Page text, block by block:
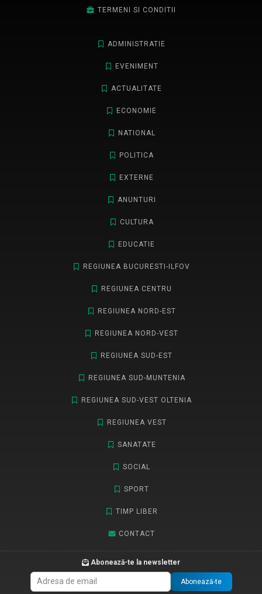
TERMENI SI CONDITII
ADMINISTRATIE
EVENIMENT
ACTUALITATE
ECONOMIE
NATIONAL
POLITICA
EXTERNE
ANUNTURI
CULTURA
EDUCATIE
REGIUNEA BUCURESTI-ILFOV
REGIUNEA CENTRU
REGIUNEA NORD-EST
REGIUNEA NORD-VEST
REGIUNEA SUD-EST
REGIUNEA SUD-MUNTENIA
REGIUNEA SUD-VEST OLTENIA
REGIUNEA VEST
SANATATE
SOCIAL
SPORT
TIMP LIBER
CONTACT
Abonează-te la newsletter
Abonează-te